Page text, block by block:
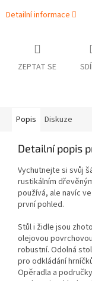
Detailní informace
ZEPTAT SE
Popis Diskuze
Detailní popis
Vychutnejte si svůj
rustikálním
používá, ale navíc
první pohled.
Stůl i židle jsou
olejovou
robustní. Odolná
pro odkládání
Opěradla a